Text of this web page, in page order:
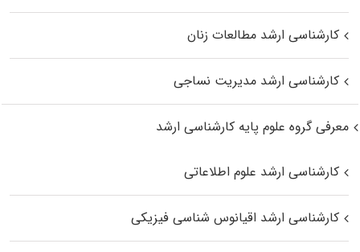
کارشناسی ارشد مطالعات زنان
کارشناسی ارشد مدیریت نساجی
معرفی گروه علوم پایه کارشناسی ارشد
کارشناسی ارشد علوم اطلاعاتی
کارشناسی ارشد اقیانوس‌ شناسی فیزیکی